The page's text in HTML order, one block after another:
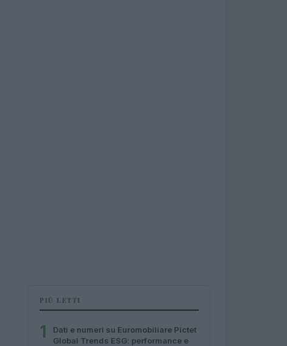
PIÙ LETTI
1
Dati e numeri su Euromobiliare Pictet
Global Trends ESG: performance e